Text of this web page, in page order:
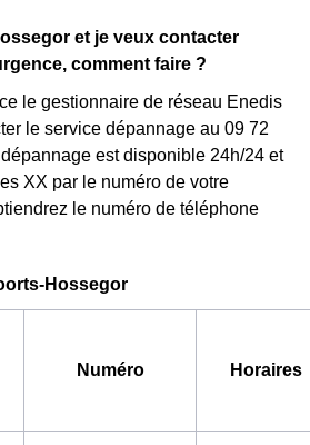
et je veux contacter
comment faire ?
le gestionnaire de réseau Enedis
le service dépannage au 09 72
est disponible 24h/24 et
XX par le numéro de votre
le numéro de téléphone
Hossegor
Numéro Horaires